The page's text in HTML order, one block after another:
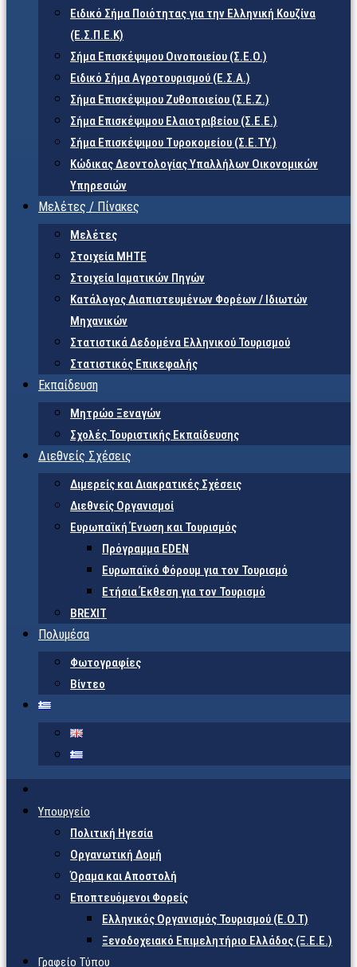
Ειδικό Σήμα Ποιότητας για την Ελληνική Κουζίνα
(Ε.Σ.Π.Ε.Κ)
Σήμα Επισκέψιμου Οινοποιείου (Σ.Ε.Ο.)
Ειδικό Σήμα Αγροτουρισμού (Ε.Σ.Α.)
Σήμα Επισκέψιμου Ζυθοποιείου (Σ.Ε.Ζ.)
Σήμα Επισκέψιμου Ελαιοτριβείου (Σ.Ε.Ε.)
Σήμα Επισκέψιμου Τυροκομείου (Σ.Ε.TY.)
Κώδικας Δεοντολογίας Υπαλλήλων Οικονομικών
Υπηρεσιών
Μελέτες / Πίνακες
Μελέτες
Στοιχεία ΜΗΤΕ
Στοιχεία Ιαματικών Πηγών
Κατάλογος Διαπιστευμένων Φορέων / Ιδιωτών
Μηχανικών
Στατιστικά Δεδομένα Ελληνικού Τουρισμού
Στατιστικός Επικεφαλής
Εκπαίδευση
Μητρώο Ξεναγών
Σχολές Τουριστικής Εκπαίδευσης
Διεθνείς Σχέσεις
Διμερείς και Διακρατικές Σχέσεις
Διεθνείς Οργανισμοί
Ευρωπαϊκή Ένωση και Τουρισμός
Πρόγραμμα EDEN
Ευρωπαϊκό Φόρουμ για τον Τουρισμό
Ετήσια Έκθεση για τον Τουρισμό
BREXIT
Πολυμέσα
Φωτογραφίες
Βίντεο
Υπουργείο
Πολιτική Ηγεσία
Οργανωτική Δομή
Όραμα και Αποστολή
Εποπτευόμενοι Φορείς
Eλληνικός Οργανισμός Τουρισμού (Ε.Ο.Τ)
Ξενοδοχειακό Επιμελητήριο Ελλάδος (Ξ.Ε.Ε.)
Γραφείο Τύπου